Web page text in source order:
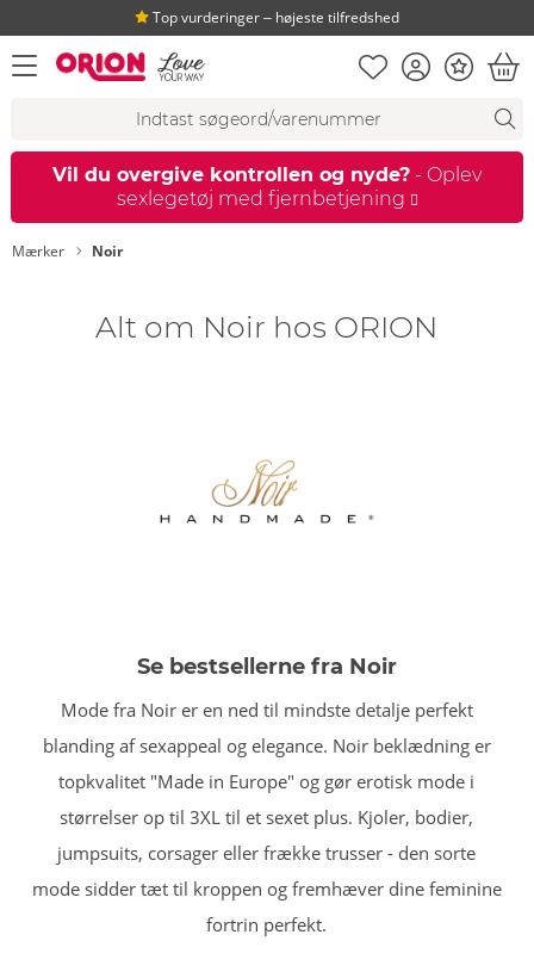
Top vurderinger ‒ højeste tilfredshed
åbn menu Huskeseddel
Kundekonto
Bonus
Vil du overgive kontrollen og nyde? - Oplev
sexlegetøj med fjernbetjening
Mærker Noir
Alt om Noir hos ORION
Se bestsellerne fra Noir
Mode fra Noir er en ned til mindste detalje perfekt
blanding af sexappeal og elegance. Noir beklædning er
topkvalitet "Made in Europe" og gør erotisk mode i
størrelser op til 3XL til et sexet plus. Kjoler, bodier,
jumpsuits, corsager eller frække trusser - den sorte
mode sidder tæt til kroppen og fremhæver dine feminine
fortrin perfekt.